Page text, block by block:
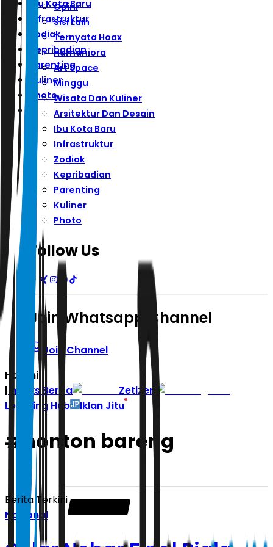
Ibu Kota Baru
Infrastruktur
Zodiak
Kepribadian
Parenting
Kuliner
Photo
Opini
Sisi Lain
Ternyata Hoax
Humaniora
Art Space
Minggu
Wisata Dan Kuliner
Arsitektur Dan Desain
Ibu Kota Baru
Infrastruktur
Zodiak
Kepribadian
Parenting
Kuliner
Photo
Follow Us
Join Whatsapp Channel
Join Channel
Hari ini
| Indeks Berita
Zetizen
Learning Hub
Iklan Jitu
# nonton bareng
Berita Terkini
Nasional